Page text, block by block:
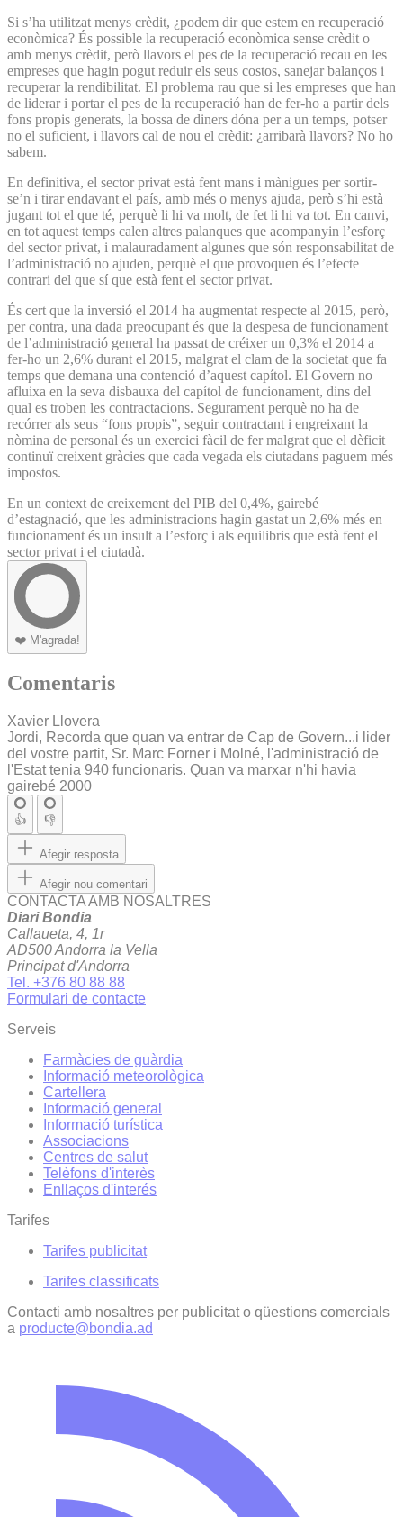
Si s’ha utilitzat menys crèdit, ¿podem dir que estem en recuperació
econòmica? És possible la recuperació econòmica sense crèdit o
amb menys crèdit, però llavors el pes de la recuperació recau en les
empreses que hagin pogut reduir els seus costos, sanejar balanços i
recuperar la rendibilitat. El problema rau que si les empreses que han
de liderar i portar el pes de la recuperació han de fer-ho a partir dels
fons propis generats, la bossa de diners dóna per a un temps, potser
no el suficient, i llavors cal de nou el crèdit: ¿arribarà llavors? No ho
sabem.
En definitiva, el sector privat està fent mans i mànigues per sortir-
se’n i tirar endavant el país, amb més o menys ajuda, però s’hi està
jugant tot el que té, perquè li hi va molt, de fet li hi va tot. En canvi,
en tot aquest temps calen altres palanques que acompanyin l’esforç
del sector privat, i malauradament algunes que són responsabilitat de
l’administració no ajuden, perquè el que provoquen és l’efecte
contrari del que sí que està fent el sector privat.
És cert que la inversió el 2014 ha augmentat respecte al 2015, però,
per contra, una dada preocupant és que la despesa de funcionament
de l’administració general ha passat de créixer un 0,3% el 2014 a
fer-ho un 2,6% durant el 2015, malgrat el clam de la societat que fa
temps que demana una contenció d’aquest capítol. El Govern no
afluixa en la seva disbauxa del capítol de funcionament, dins del
qual es troben les contractacions. Segurament perquè no ha de
recórrer als seus “fons propis”, seguir contractant i engreixant la
nòmina de personal és un exercici fàcil de fer malgrat que el dèficit
continuï creixent gràcies que cada vegada els ciutadans paguem més
impostos.
En un context de creixement del PIB del 0,4%, gairebé
d’estagnació, que les administracions hagin gastat un 2,6% més en
funcionament és un insult a l’esforç i als equilibris que està fent el
sector privat i el ciutadà.
❤️ M'agrada!
Comentaris
Xavier Llovera
Jordi, Recorda que quan va entrar de Cap de Govern...i lider
del vostre partit, Sr. Marc Forner i Molné, l'administració de
l'Estat tenia 940 funcionaris. Quan va marxar n'hi havia
gairebé 2000
👍 👎
Afegir resposta
Afegir nou comentari
CONTACTA AMB NOSALTRES
Diari Bondia
Callaueta, 4, 1r
AD500 Andorra la Vella
Principat d'Andorra
Tel. +376 80 88 88
Formulari de contacte
Serveis
Farmàcies de guàrdia
Informació meteorològica
Cartellera
Informació general
Informació turística
Associacions
Centres de salut
Telèfons d'interès
Enllaços d'interés
Tarifes
Tarifes publicitat
Tarifes classificats
Contacti amb nosaltres per publicitat o qüestions comercials
a producte@bondia.ad